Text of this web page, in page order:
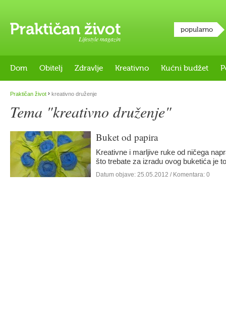
Lifestyle magazin
popularno
Dom Obitelj Zdravlje Kreativno Kućni budžet
Praktičan život › kreativno druženje
Tema "kreativno druženje"
Buket od papira
Kreativne i marljive ruke od ničega
što trebate za izradu ovog buketića je
Datum objave: 25.05.2012 / Komentara: 0